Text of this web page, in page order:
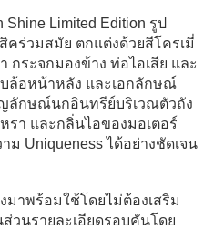
Limited Edition รูป
ร่วมสมัย ตกแต่งด้วยสีโครเมี่
กระจกมองข้าง ท่อไอเสีย และ
ล้อหน้าหลัง และเอกลักษณ์
ญลักษณ์นกอินทรีย์บริเวณตัวถัง
า และกลิ่นไอของมอเตอร์
Uniqueness ได้อย่างชัดเจน
าพร้อมใช้โดยไม่ต้องเสริม
วนรายละเอียดรอบคันโดย